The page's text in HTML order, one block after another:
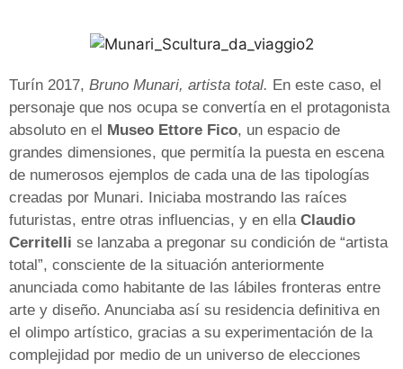
Turín 2017, Bruno Munari, artista total. En este caso, el
personaje que nos ocupa se convertía en el protagonista
absoluto en el Museo Ettore Fico, un espacio de
grandes dimensiones, que permitía la puesta en escena
de numerosos ejemplos de cada una de las tipologías
creadas por Munari. Iniciaba mostrando las raíces
futuristas, entre otras influencias, y en ella Claudio
Cerritelli se lanzaba a pregonar su condición de “artista
total”, consciente de la situación anteriormente
anunciada como habitante de las lábiles fronteras entre
arte y diseño. Anunciaba así su residencia definitiva en
el olimpo artístico, gracias a su experimentación de la
complejidad por medio de un universo de elecciones